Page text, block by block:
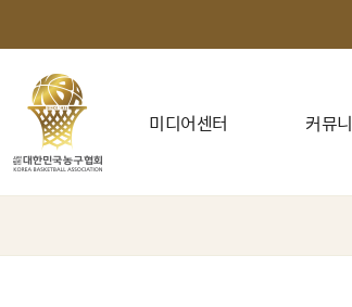
미디어센터 커뮤